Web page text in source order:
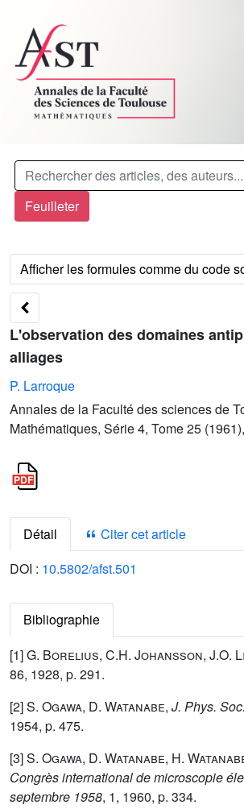
Feuilleter
L'observation des domaines
alliages
P. Larroque
Annales de la Faculté des sciences de
Mathématiques, Série 4, Tome 25
Détail
Citer cet article
DOI : 10.5802/afst.501
Bibliographie
[1]G. Borelius, C.H. Johansson, J.O.
86, 1928, p. 291.
[2]S. Ogawa, D. Watanabe, J. Phys.
1954, p. 475.
[3]S. Ogawa, D. Watanabe, H.
Congrès international de microscopie
septembre 1958, 1, 1960, p. 334.